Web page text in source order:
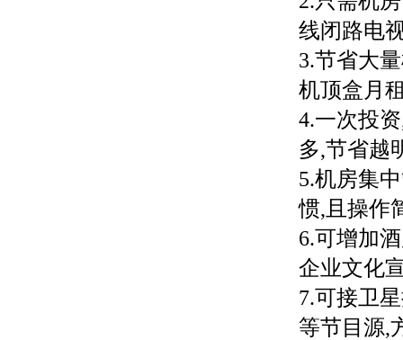
线闭路电
3.节省大
机顶盒月
4.一次投
多,节省越
5.机房集
惯,且操作
6.可增加
企业文化
7.可接卫
等节目源,